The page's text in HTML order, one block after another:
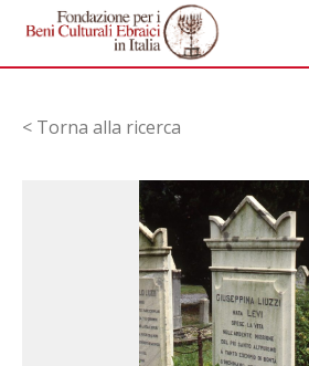
< Torna alla ricerca